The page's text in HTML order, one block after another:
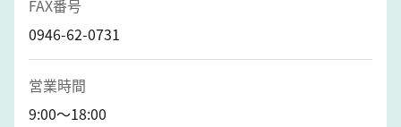
FAX番号
0946-62-0731
営業時間
9:00〜18:00